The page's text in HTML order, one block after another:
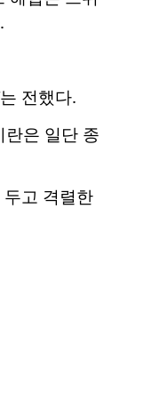
전했다.
은 일단 종
고 격렬한